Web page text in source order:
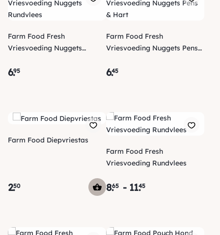
Farm Food Fresh
Vriesvoeding Nuggets
6.95
Farm Food Fresh
Vriesvoeding Nuggets Pens
6.45
Farm Food Diepvriestas
2.50
Farm Food Fresh
Vriesvoeding Rundvlees
8.65 - 11.45